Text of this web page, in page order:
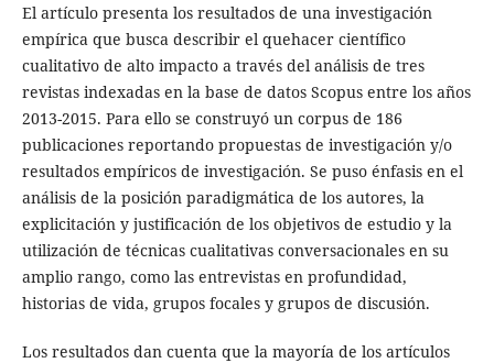
El artículo presenta los resultados de una investigación
empírica que busca describir el quehacer científico
cualitativo de alto impacto a través del análisis de tres
revistas indexadas en la base de datos Scopus entre los años
2013-2015. Para ello se construyó un corpus de 186
publicaciones reportando propuestas de investigación y/o
resultados empíricos de investigación. Se puso énfasis en el
análisis de la posición paradigmática de los autores, la
explicitación y justificación de los objetivos de estudio y la
utilización de técnicas cualitativas conversacionales en su
amplio rango, como las entrevistas en profundidad,
historias de vida, grupos focales y grupos de discusión.
Los resultados dan cuenta que la mayoría de los artículos